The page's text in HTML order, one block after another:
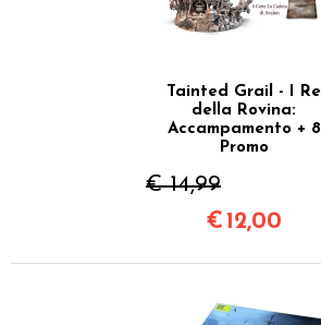
Tainted Grail - I Re
della Rovina:
Accampamento + 8
Promo
€ 14,99
€ 12,00